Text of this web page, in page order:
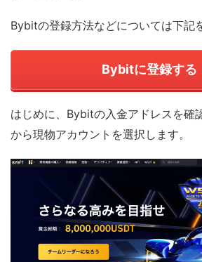
Bybitの登録方法などについては下記
Bybitに登録する
はじめに、Bybitの入金アドレスを確
から現物アカウントを選択します。